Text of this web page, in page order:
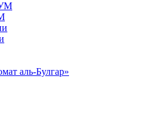
аль-Булгар»